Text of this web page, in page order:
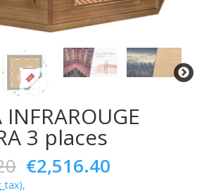
3 places
Le
prix
€2,516.40Le